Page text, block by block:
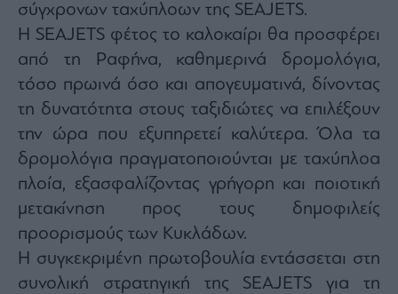
σύγχρονων ταχύπλοων της SEAJETS.
Η SEAJETS φέτος το καλοκαίρι θα προσφέρει
από τη Ραφήνα, καθημερινά δρομολόγια,
τόσο πρωινά όσο και απογευματινά, δίνοντας
τη δυνατότητα στους ταξιδιώτες να επιλέξουν
την ώρα που εξυπηρετεί καλύτερα. Όλα τα
δρομολόγια πραγματοποιούνται με ταχύπλοα
πλοία, εξασφαλίζοντας γρήγορη και ποιοτική
μετακίνηση προς τους δημοφιλείς
προορισμούς των Κυκλάδων.
Η συγκεκριμένη πρωτοβουλία εντάσσεται στη
συνολική στρατηγική της SEAJETS για τη